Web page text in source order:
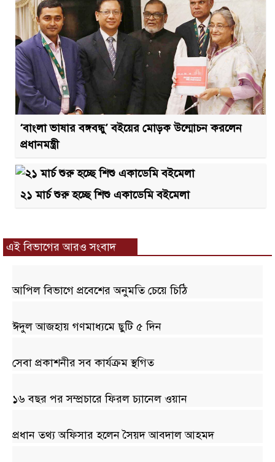
‘বাংলা ভাষার বঙ্গবন্ধু’ বইয়ের মোড়ক উন্মোচন করলেন
প্রধানমন্ত্রী
২১ মার্চ শুরু হচ্ছে শিশু একাডেমি বইমেলা
এই বিভাগের আরও সংবাদ
আপিল বিভাগে প্রবেশের অনুমতি চেয়ে চিঠি
ঈদুল আজহায় গণমাধ্যমে ছুটি ৫ দিন
সেবা প্রকাশনীর সব কার্যক্রম স্থগিত
১৬ বছর পর সম্প্রচারে ফিরল চ্যানেল ওয়ান
প্রধান তথ্য অফিসার হলেন সৈয়দ আবদাল আহমদ